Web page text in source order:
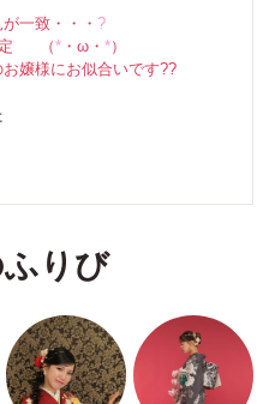
一致・・・ ?
（*・ω・ *）
お嬢様にお似合いです??
りび